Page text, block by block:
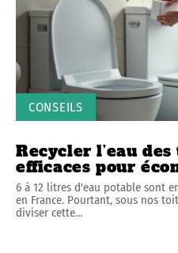
CONSEILS
Recycler l’eau
efficaces pour
6 à 12 litres d'eau potable sont
en France. Pourtant, sous nos
diviser cette…